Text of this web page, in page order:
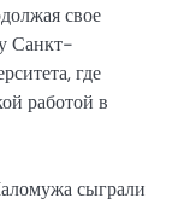
свое
Санкт-
где
работой в
сыграли